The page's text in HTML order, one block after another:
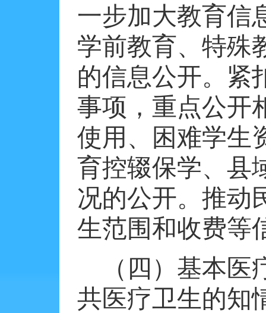
一步加大教育信
学前教育、特殊
的信息公开。紧
事项，重点公开
使用、困难学生
育控辍保学、县
况的公开。推动
生范围和收费等
（四）基本
共医疗卫生的知